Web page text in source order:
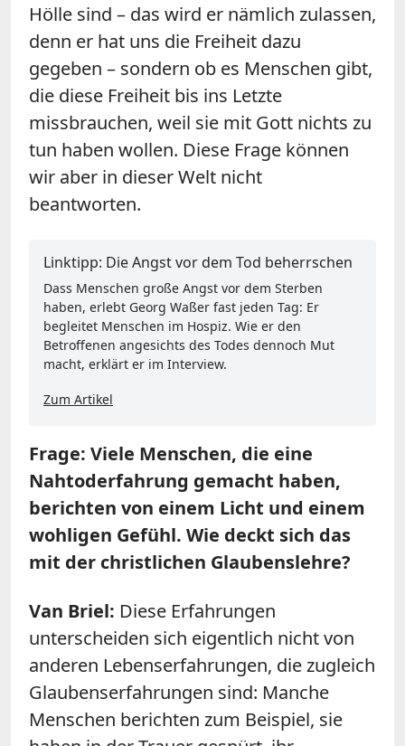
Hölle sind – das wird er nämlich zulassen,
denn er hat uns die Freiheit dazu
gegeben – sondern ob es Menschen gibt,
die diese Freiheit bis ins Letzte
missbrauchen, weil sie mit Gott nichts zu
tun haben wollen. Diese Frage können
wir aber in dieser Welt nicht
beantworten.
Linktipp: Die Angst vor dem Tod beherrschen
Dass Menschen große Angst vor dem Sterben
haben, erlebt Georg Waßer fast jeden Tag: Er
begleitet Menschen im Hospiz. Wie er den
Betroffenen angesichts des Todes dennoch Mut
macht, erklärt er im Interview.
Zum Artikel
Frage: Viele Menschen, die eine
Nahtoderfahrung gemacht haben,
berichten von einem Licht und einem
wohligen Gefühl. Wie deckt sich das
mit der christlichen Glaubenslehre?
Van Briel: Diese Erfahrungen
unterscheiden sich eigentlich nicht von
anderen Lebenserfahrungen, die zugleich
Glaubenserfahrungen sind: Manche
Menschen berichten zum Beispiel, sie